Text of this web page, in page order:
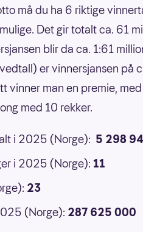
må du ha 6 riktige
Det gir totalt ca. 61
blir da ca. 1:61
er vinnersjansen på
vinner man en premie,
med 10 rekker.
i 2025 (Norge): 5 298
i 2025 (Norge): 11
23
(Norge): 287 625 000